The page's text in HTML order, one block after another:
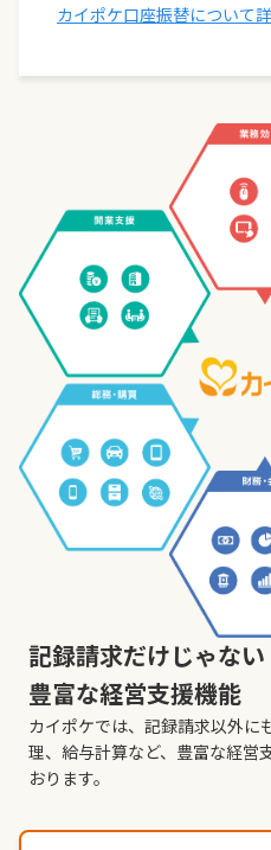
カイポケ口座振替について
記録請求だけじゃない
豊富な経営支援機能
カイポケでは、記録請求以外に
理、給与計算など、豊富な経営
おります。